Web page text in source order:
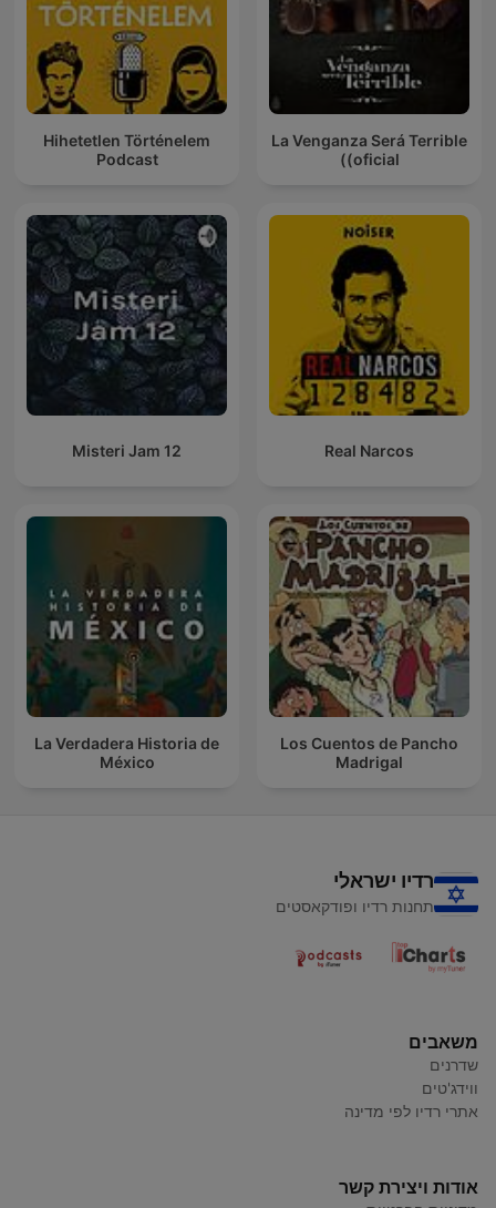
La Venganza Será Terrible
(oficial)
Hihetetlen Történelem
Podcast
Real Narcos
Misteri Jam 12
Los Cuentos de Pancho
Madrigal
La Verdadera Historia de
México
רדיו ישראלי
תחנות רדיו ופודקאסטים
משאבים
שדרנים
ווידג'טים
אתרי רדיו לפי מדינה
אודות ויצירת קשר